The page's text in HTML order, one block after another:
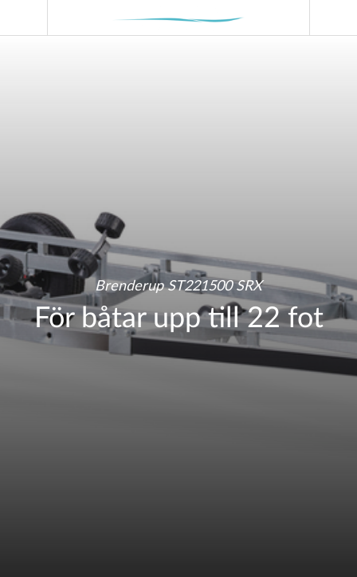
Brenderup ST221500 SRX
För båtar upp till 22 fot